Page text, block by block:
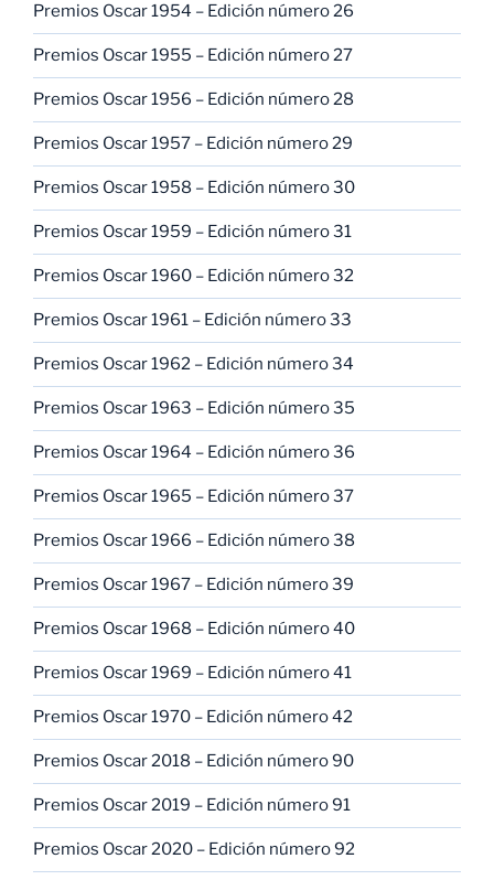
Premios Oscar 1954 – Edición número 26
Premios Oscar 1955 – Edición número 27
Premios Oscar 1956 – Edición número 28
Premios Oscar 1957 – Edición número 29
Premios Oscar 1958 – Edición número 30
Premios Oscar 1959 – Edición número 31
Premios Oscar 1960 – Edición número 32
Premios Oscar 1961 – Edición número 33
Premios Oscar 1962 – Edición número 34
Premios Oscar 1963 – Edición número 35
Premios Oscar 1964 – Edición número 36
Premios Oscar 1965 – Edición número 37
Premios Oscar 1966 – Edición número 38
Premios Oscar 1967 – Edición número 39
Premios Oscar 1968 – Edición número 40
Premios Oscar 1969 – Edición número 41
Premios Oscar 1970 – Edición número 42
Premios Oscar 2018 – Edición número 90
Premios Oscar 2019 – Edición número 91
Premios Oscar 2020 – Edición número 92